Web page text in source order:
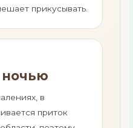
прикусывать.
ночью
в
приток